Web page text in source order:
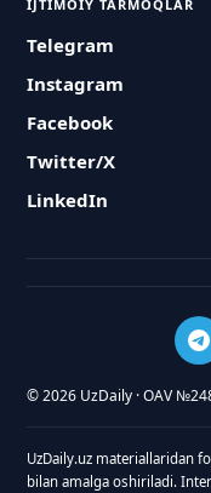
IJTIMOIY TARMOQLAR
Telegram
Instagram
Facebook
Twitter/X
LinkedIn
© 2026 UzDaily · OAV
UzDaily.uz materiallaridan
bilan amalga oshiriladi.